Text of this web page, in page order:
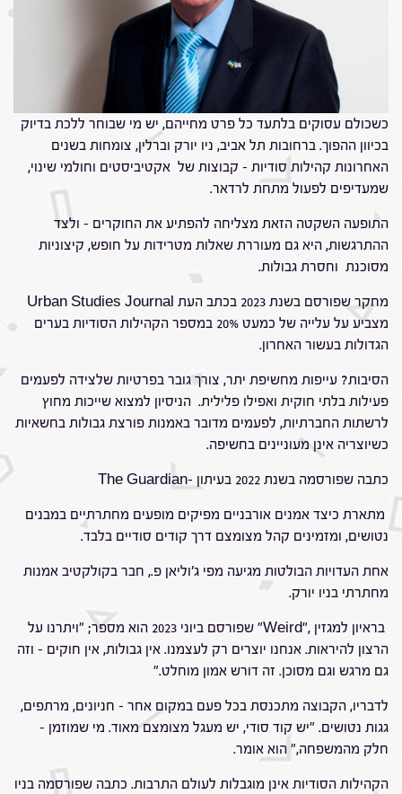
כשכולם עסוקים בלתעד כל פרט מחייהם, יש מי שבוחר ללכת בדיוק
בכיוון ההפוך. ברחובות תל אביב, ניו יורק וברלין, צומחות בשנים
האחרונות קהילות סודיות – קבוצות של אקטיביסטים וחולמי שינוי,
שמעדיפים לפעול מתחת לרדאר.
התופעה השקטה הזאת מצליחה להפתיע את החוקרים – ולצד
ההתרגשות, היא גם מעוררת שאלות מטרידות על חופש, קיצוניות
מסוכנת וחסרת גבולות.
מחקר שפורסם בשנת 2023 בכתב העת Urban Studies Journal
מצביע על עלייה של כמעט 20% במספר הקהילות הסודיות בערים
הגדולות בעשור האחרון.
הסיבות? עייפות מחשיפת יתר, צורך גובר בפרטיות שלצידה לפעמים
פעילות בלתי חוקית ואפילו פלילית. הניסיון למצוא שייכות מחוץ
לרשתות החברתיות, לפעמים מדובר באמנות פורצת גבולות בחשאיות
כשיוצריה אינן מעוניינים בחשיפה.
כתבה שפורסמה בשנת 2022 בעיתון -The Guardian
מתארת כיצד אמנים אורבניים מפיקים מופעים מחתרתיים במבנים
נטושים, ומזמינים קהל מצומצם דרך קודים סודיים בלבד.
אחת העדויות הבולטות מגיעה מפי ג'וליאן פ., חבר בקולקטיב אמנות
מחתרתי בניו יורק.
בראיון למגזין ,"Weird" שפורסם ביוני 2023 הוא מספר; "ויתרנו על
הרצון להיראות. אנחנו יוצרים רק לעצמנו. אין גבולות, אין חוקים – וזה
גם מרגש וגם מסוכן. זה דורש אמון מוחלט."
לדבריו, הקבוצה מתכנסת בכל פעם במקום אחר – חניונים, מרתפים,
גגות נטושים. "יש קוד סודי, יש מעגל מצומצם מאוד. מי שמוזמן –
חלק מהמשפחה," הוא אומר.
הקהילות הסודיות אינן מוגבלות לעולם התרבות. כתבה שפורסמה בניו